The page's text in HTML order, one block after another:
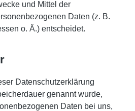
und Mittel der
Daten (z. B.
o. Ä.) entscheidet.
Datenschutzerklärung
genannt wurde,
Daten bei uns,